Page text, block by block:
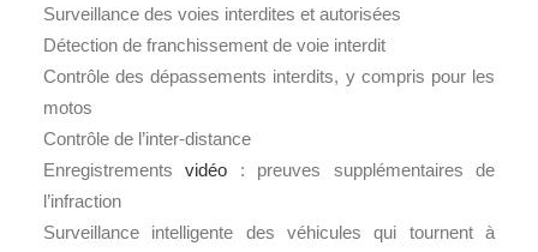
Surveillance des voies interdites et autorisées
Détection de franchissement de voie interdit
Contrôle des dépassements interdits, y compris pour les
motos
Contrôle de l’inter-distance
Enregistrementsvidéo : preuves supplémentaires de
l’infraction
Surveillance intelligente des véhicules qui tournent à